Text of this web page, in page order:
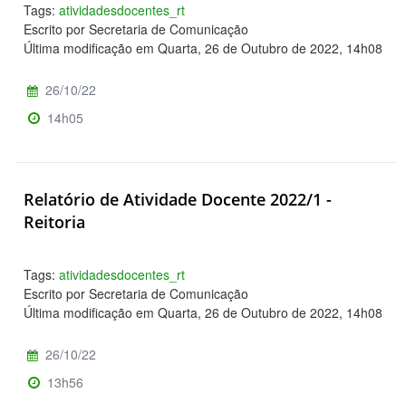
Tags: atividadesdocentes_rt
Escrito por Secretaria de Comunicação
Última modificação em Quarta, 26 de Outubro de 2022, 14h08
26/10/22
14h05
Relatório de Atividade Docente 2022/1 -
Reitoria
Tags: atividadesdocentes_rt
Escrito por Secretaria de Comunicação
Última modificação em Quarta, 26 de Outubro de 2022, 14h08
26/10/22
13h56